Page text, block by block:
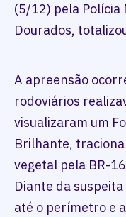
(5/12) pela Polícia
Dourados,
A apreensão
rodoviários
visualizaram um
Brilhante,
vegetal pela BR-
Diante da
até o perímetro e